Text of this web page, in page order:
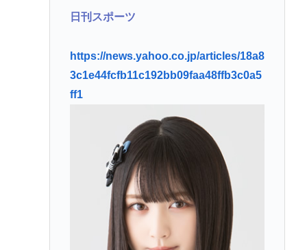
食わなくなった理由。
Powered by livedoor 相互RSS
日刊スポーツ
https://news.yahoo.co.jp/articles/18a8
3c1e44fcfb11c192bb09faa48ffb3c0a5
ff1